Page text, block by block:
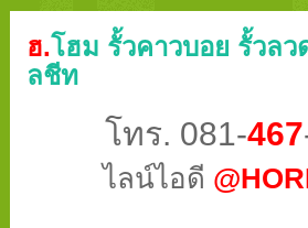
ฮ.โฮม รั้วคาวบอย รั้วล
ลชีท
โทร. 081-467
ไลน์ไอดี